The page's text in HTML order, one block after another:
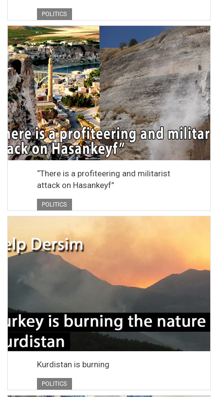
POLITICS
“There is a profiteering and militarist
attack on Hasankeyf”
POLITICS
Kurdistan is burning
POLITICS